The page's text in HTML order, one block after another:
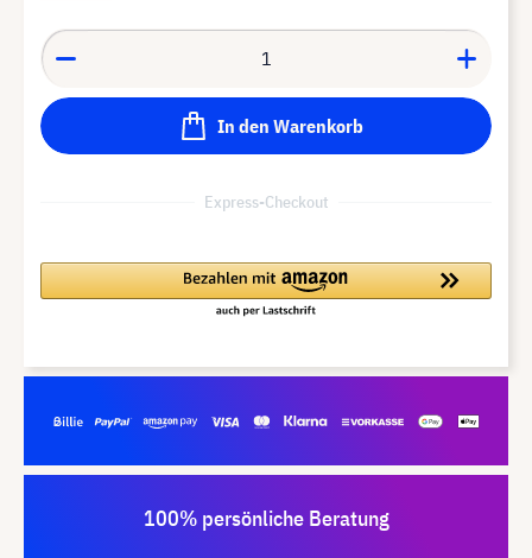
In den Warenkorb
Express-Checkout
100% persönliche Beratung